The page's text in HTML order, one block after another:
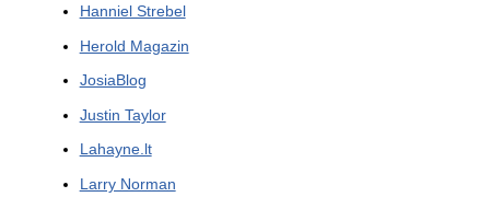
Hanniel Strebel
Herold Magazin
JosiaBlog
Justin Taylor
Lahayne.lt
Larry Norman